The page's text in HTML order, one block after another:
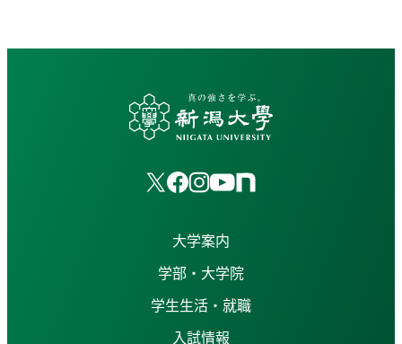
大学案内
学部・大学院
学生生活・就職
入試情報